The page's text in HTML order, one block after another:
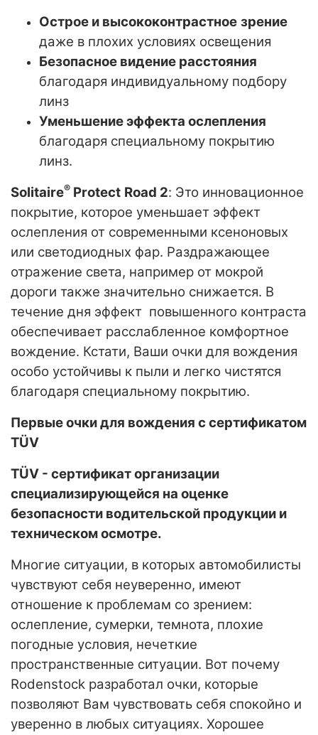
Острое и высококонтрастное зрение
даже в плохих условиях освещения
Безопасное видение расстояния
благодаря индивидуальному подбору
линз
Уменьшение эффекта ослепления
благодаря специальному покрытию
линз.
Solitaire® Protect Road 2: Это инновационное
покрытие, которое уменьшает эффект
ослепления от современными ксеноновых
или светодиодных фар. Раздражающее
отражение света, например от мокрой
дороги также значительно снижается. В
течение дня эффект повышенного контраста
обеспечивает расслабленное комфортное
вождение. Кстати, Ваши очки для вождения
особо устойчивы к пыли и легко чистятся
благодаря специальному покрытию.
Первые очки для вождения с сертификатом
TÜV
TÜV - сертификат организации
специализирующейся на оценке
безопасности водительской продукции и
техническом осмотре.
Многие ситуации, в которых автомобилисты
чувствуют себя неуверенно, имеют
отношение к проблемам со зрением:
ослепление, сумерки, темнота, плохие
погодные условия, нечеткие
пространственные ситуации. Вот почему
Rodenstock разработал очки, которые
позволяют Вам чувствовать себя спокойно и
уверенно в любых ситуациях. Хорошее